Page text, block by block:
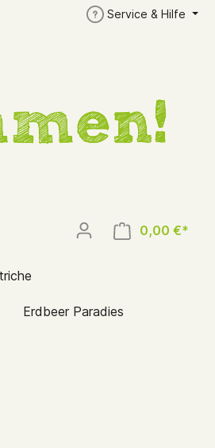
Service & Hilfe
0,00 €*
Erdbeer Paradies